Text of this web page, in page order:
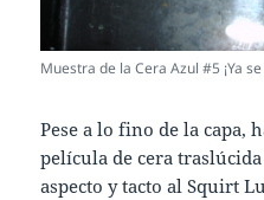
Muestra de la Cera Azul #5 ¡Ya
Pese a lo fino de la capa,
película de cera
aspecto y tacto al Squirt